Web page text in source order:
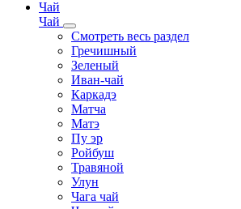
Чай
Чай
Смотреть весь раздел
Гречишный
Зеленый
Иван-чай
Каркадэ
Матча
Матэ
Пу эр
Ройбуш
Травяной
Улун
Чага чай